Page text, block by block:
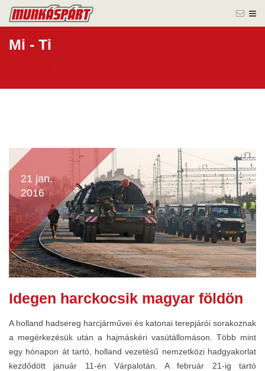
Mi - Ti
21 jan.
2016
Idegen harckocsik magyar földön
A holland hadsereg harcjárművei és katonai terepjárói sorakoznak
a megérkezésük után a hajmáskéri vasútállomáson. Több mint
egy hónapon át tartó, holland vezetésű nemzetközi hadgyakorlat
kezdődött január 11-én Várpalotán. A február 21-ig tartó